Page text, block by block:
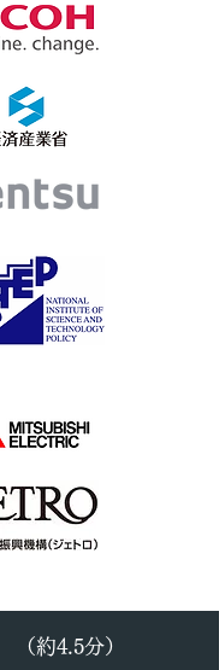
約4.5分）